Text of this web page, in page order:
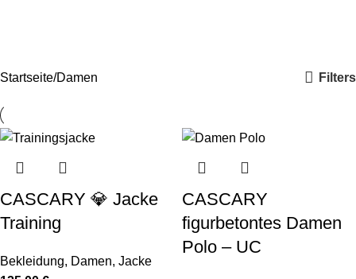
Startseite Damen Filters
CASCARY 💎 Jacke
Training
Bekleidung, Damen, Jacke
CASCARY
figurbetontes Damen
Polo – UC